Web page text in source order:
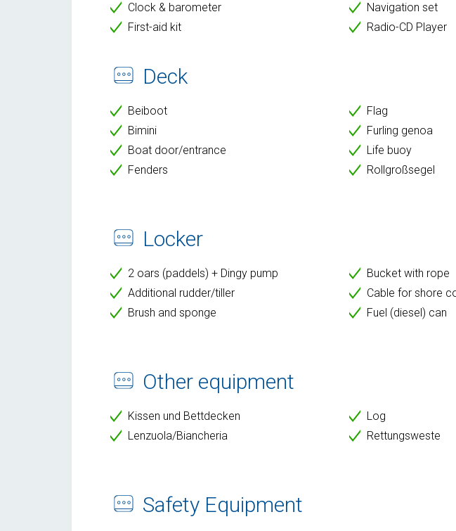
Clock & barometer
First-aid kit
Navigation set
Radio-CD Player
Deck
Beiboot
Bimini
Boat door/entrance
Fenders
Flag
Furling genoa
Life buoy
Rollgroßsegel
Locker
2 oars (paddels) + Dingy pump
Additional rudder/tiller
Brush and sponge
Bucket with rope
Cable for shore
Fuel (diesel) can
Other equipment
Kissen und Bettdecken
Lenzuola/Biancheria
Log
Rettungsweste
Safety Equipment